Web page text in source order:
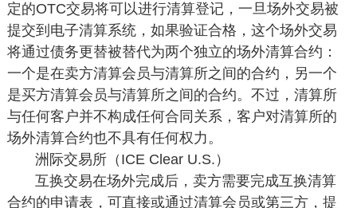
定的OTC交易将可以进行清算登记，一旦场外交易被
提交到电子清算系统，如果验证合格，这个场外交易
将通过债务更替被替代为两个独立的场外清算合约：
一个是在卖方清算会员与清算所之间的合约，另一个
是买方清算会员与清算所之间的合约。不过，清算所
与任何客户并不构成任何合同关系，客户对清算所的
场外清算合约也不具有任何权力。
洲际交易所（ICE Clear U.S.）
互换交易在场外完成后，卖方需要完成互换清算
合约的申请表，可直接或通过清算会员或第三方，提